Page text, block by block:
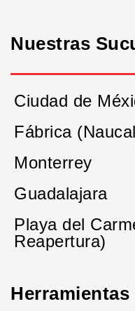
Nuestras
Ciudad de
Fábrica
Monterrey
Guadalajara
Playa del
Reapertura)
Herramientas